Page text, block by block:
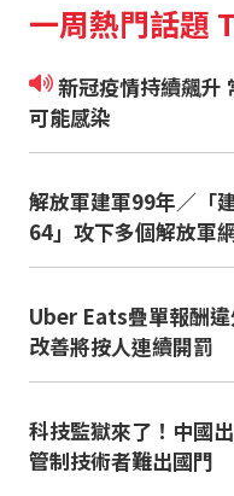
一周熱門話題
新冠疫情持續飆升 常見八大症狀 沒發燒也
可能感染
解放軍建軍99年／「
64」攻下多個解放軍
Uber Eats疊單報酬
改善將按人連續開罰
科技監獄來了！中國
管制技術者難出國門